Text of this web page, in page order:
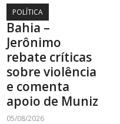
POLÍTICA
Bahia –
Jerônimo
rebate críticas
sobre violência
e comenta
apoio de Muniz
05/08/2026